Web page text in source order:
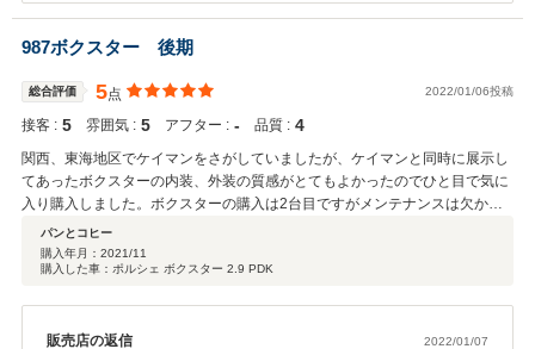
ケージの一台は今後無くなる可能性が高い車両ですので、たっぷり
と味わって下さい。 お困りのことやメンテナンス、カスタムなどお
気軽にご相談下さい。 今後ともよろしくお願い致します。
987ボクスター 後期
総合評価 5点 2022/01/06投稿
接客 : 5 雰囲気 : 5 アフター : ‐ 品質 : 4
関西、東海地区でケイマンをさがしていましたが、ケイマンと同時に展示し
てあったボクスターの内装、外装の質感がとてもよかったのでひと目で気に
入り購入しました。ボクスターの購入は2台目ですがメンテナンスは欠かせ
ません。こちらは自社整備工場を持ち、輸入車の扱いも豊富な印象を受けま
したのでその点も安心感があります。お話をうかがう中で日本全国から注文
があるようですが、ネットで注文して1台目は現車確認をして、2台目以降は
たと思っています。
パンとコヒー
購入年月： 2021/11
購入した車：ポルシェ ボクスター 2.9 PDK
販売店の返信 2022/01/07